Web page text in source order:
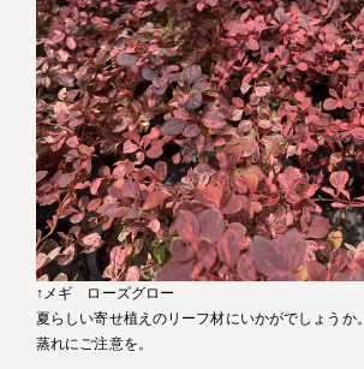
↑メギ ローズグロー
夏らしい寄せ植えのリーフ材にいかがでしょうか。
蒸れにご注意を。